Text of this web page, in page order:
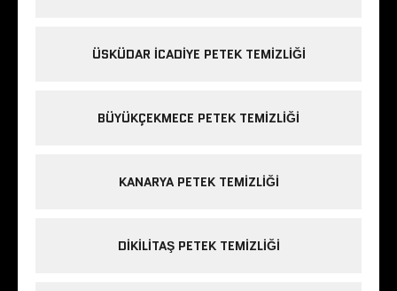
ÜSKÜDAR ICADIYE PETEK TEMIZLIĞI
BÜYÜKÇEKMECE PETEK TEMIZLIĞI
KANARYA PETEK TEMIZLIĞI
DIKILITAŞ PETEK TEMIZLIĞI